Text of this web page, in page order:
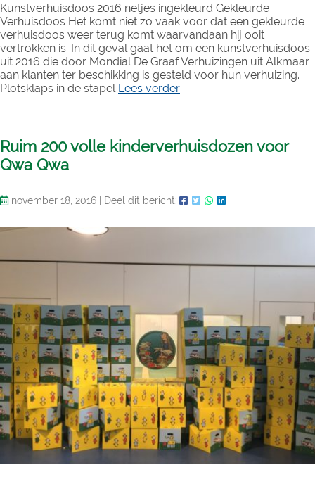
Kunstverhuisdoos 2016 netjes ingekleurd Gekleurde
Verhuisdoos Het komt niet zo vaak voor dat een gekleurde
verhuisdoos weer terug komt waarvandaan hij ooit
vertrokken is. In dit geval gaat het om een kunstverhuisdoos
uit 2016 die door Mondial De Graaf Verhuizingen uit Alkmaar
aan klanten ter beschikking is gesteld voor hun verhuizing.
Plotsklaps in de stapel Lees verder
Ruim 200 volle kinderverhuisdozen voor
Qwa Qwa
november 18, 2016 | Deel dit bericht: